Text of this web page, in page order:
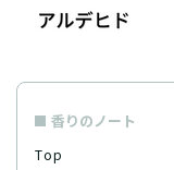
香りのノート
Top